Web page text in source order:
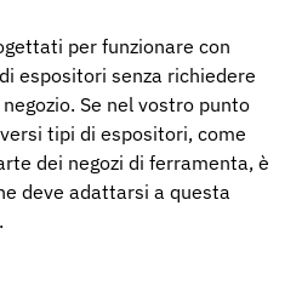
per funzionare con
espositori senza richiedere
Se nel vostro punto
tipi di espositori, come
dei negozi di ferramenta, è
deve adattarsi a questa